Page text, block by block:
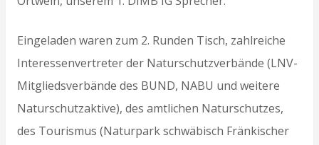
Eingeladen waren zum 2. Runden Tisch, zahlreiche
Interessenvertreter der Naturschutzverbände (LNV-
Mitgliedsverbände des BUND, NABU und weitere
Naturschutzaktive), des amtlichen Naturschutzes,
des Tourismus (Naturpark schwäbisch Fränkischer